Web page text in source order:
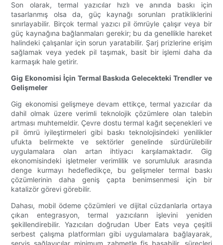
Son olarak, termal yazıcılar hızlı ve anında baskı için
tasarlanmış olsa da, güç kaynağı sorunları pratikliklerini
sınırlayabilir. Birçok termal yazıcı pil ömrüyle çalışır veya bir
güç kaynağına bağlanmaları gerekir; bu da genellikle hareket
halindeki çalışanlar için sorun yaratabilir. Şarj prizlerine erişim
sağlamak veya yedek pil taşımak, basit bir işlemi daha da
karmaşık hale getirir.
Gig Ekonomisi İçin Termal Baskıda Gelecekteki Trendler ve
Gelişmeler
Gig ekonomisi gelişmeye devam ettikçe, termal yazıcılar da
dahil olmak üzere verimli teknolojik çözümlere olan talebin
artması muhtemeldir. Çevre dostu termal kağıt seçenekleri ve
pil ömrü iyileştirmeleri gibi baskı teknolojisindeki yenilikler
ufukta belirmekte ve sektörler genelinde sürdürülebilir
uygulamalara olan artan ihtiyacı karşılamaktadır. Gig
ekonomisindeki işletmeler verimlilik ve sorumluluk arasında
denge kurmayı hedefledikçe, bu gelişmeler termal baskı
çözümlerinin daha geniş çapta benimsenmesi için bir
katalizör görevi görebilir.
Dahası, mobil ödeme çözümleri ve dijital cüzdanlarla ortaya
çıkan entegrasyon, termal yazıcıların işlevini yeniden
şekillendirebilir. Yazıcıları doğrudan Uber Eats veya çeşitli
serbest çalışma platformları gibi uygulamalara bağlayarak,